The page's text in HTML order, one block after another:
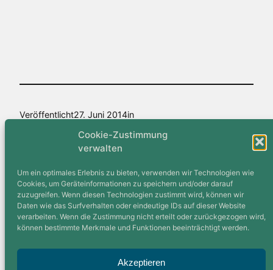
Cookie-Zustimmung
verwalten
Um ein optimales Erlebnis zu bieten, verwenden wir Technologien wie
Cookies, um Geräteinformationen zu speichern und/oder darauf
zuzugreifen. Wenn diesen Technologien zustimmt wird, können wir
Daten wie das Surfverhalten oder eindeutige IDs auf dieser Website
verarbeiten. Wenn die Zustimmung nicht erteilt oder zurückgezogen wird,
können bestimmte Merkmale und Funktionen beeinträchtigt werden.
Akzeptieren
Veröffentlicht27. Juni 2014in
Feature, Geselliges, Presse
Schlagwörter:
Baunatal, deutscher Meister , Nils Politt